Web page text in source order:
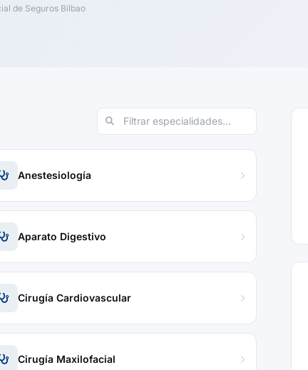
de Seguros Bilbao
Anestesiología
Aparato Digestivo
Cirugía Cardiovascular
Cirugía Maxilofacial